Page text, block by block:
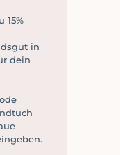
15%
in
dein